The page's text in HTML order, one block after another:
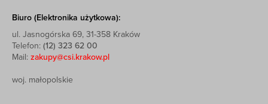
Biuro (Elektronika użytkowa):
ul. Jasnogórska 69, 31-358 Kraków
Telefon: (12) 323 62 00
Mail: zakupy@csi.krakow.pl
woj. małopolskie